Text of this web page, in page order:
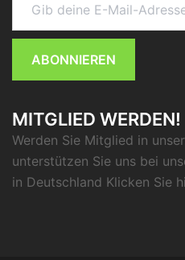
ABONNIEREN
MITGLIED WERDEN!
Werden Sie Mitglied in
unterstützen Sie uns bei
in Deutschland Klicken Sie